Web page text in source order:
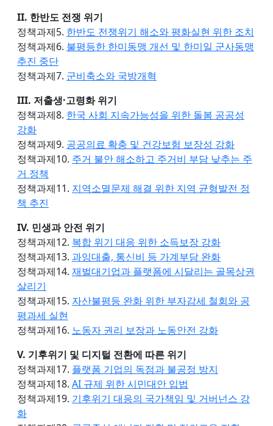
II. 한반도 전쟁 위기
정책과제5. 한반도 전쟁위기 해소와 평화실현 위한 조치
정책과제6. 불평등한 한미동맹 개선 및 한미일 군사동맹
추진 중단
정책과제7. 군비축소와 국방개혁
III. 저출생·고령화 위기
정책과제8. 한국 사회 지속가능성을 위한 돌봄 공공성
강화
정책과제9. 공공의료 확충 및 건강보험 보장성 강화
정책과제10. 주거 불안 해소하고 주거비 부담 낮추는 주
거 정책
정책과제11. 지역소멸문제 해결 위한 지역 균형발전 정
책 추진
IV. 민생과 안전 위기
정책과제12. 복합 위기 대응 위한 소득보장 강화
정책과제13. 과잉대출, 통신비 등 가계부담 완화
정책과제14. 재벌대기업과 플랫폼에 시달리는 골목상권
살리기
정책과제15. 자산불평등 완화 위한 부자감세 철회와 공
평과세 실현
정책과제16. 노동자 권리 보장과 노동안전 강화
V. 기후위기 및 디지털 전환에 따른 위기
정책과제17. 플랫폼 기업의 독점과 불공정 방지
정책과제18. AI 규제 위한 시민대안 입법
정책과제19. 기후위기 대응의 국가책임 및 거버넌스 강
화